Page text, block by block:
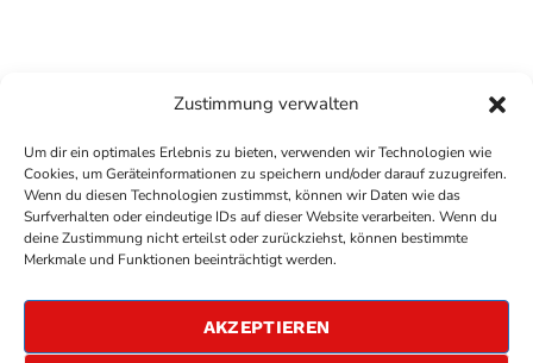
Zustimmung verwalten
Um dir ein optimales Erlebnis zu bieten, verwenden wir Technologien wie
Cookies, um Geräteinformationen zu speichern und/oder darauf zuzugreifen.
Wenn du diesen Technologien zustimmst, können wir Daten wie das
Surfverhalten oder eindeutige IDs auf dieser Website verarbeiten. Wenn du
deine Zustimmung nicht erteilst oder zurückziehst, können bestimmte
Merkmale und Funktionen beeinträchtigt werden.
AKZEPTIEREN
COPYRIGHTANTENNE BAD KREUZNACH
DATENSCHUTZERKLÄRUNG